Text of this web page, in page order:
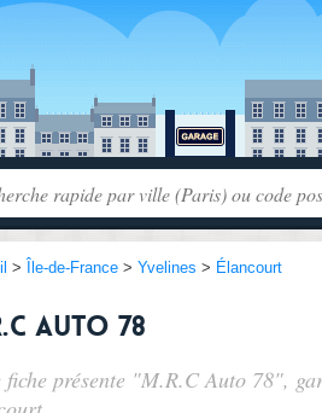
> Île-de-France > Yvelines > Élancourt
Auto 78
fiche présente "M.R.C Auto 78",